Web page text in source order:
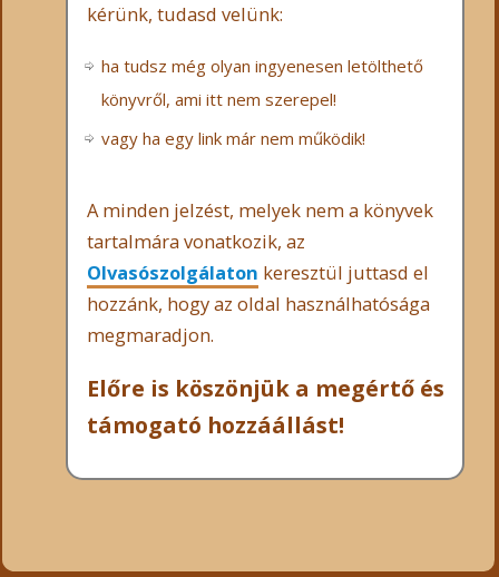
kérünk, tudasd velünk:
ha tudsz még olyan ingyenesen letölthető
könyvről, ami itt nem szerepel!
vagy ha egy link már nem működik!
A minden jelzést, melyek nem a könyvek
tartalmára vonatkozik, az
Olvasószolgálaton keresztül juttasd el
hozzánk, hogy az oldal használhatósága
megmaradjon.
Előre is köszönjük a megértő és
támogató hozzáállást!